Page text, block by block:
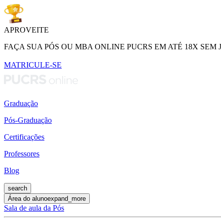
APROVEITE
FAÇA SUA PÓS OU MBA ONLINE PUCRS EM ATÉ 18X SEM
MATRICULE-SE
Graduação
Pós-Graduação
Certificações
Professores
Blog
search
Área do alunoexpand_more
Sala de aula da Pós